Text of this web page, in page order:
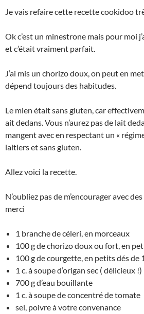
Je vais refaire cette recette cookidoo
Ok c’est un minestrone mais pour moi
et c’était vraiment parfait.
J’ai mis un chorizo doux, on peut en
dépend toujours des habitudes.
Le mien était sans gluten, car
ait dedans. Vous n’aurez pas de lait
mangent avec en respectant un «
laitiers et sans gluten.
Allez voici la recette.
N’oubliez pas de m’encourager avec
merci
1 branche de céleri, en morceaux
100 gde chorizo doux ou fort, en
100 gde courgette, en petits dés de
1 c. à souped’origan sec ( délicieux !)
700 gd’eau bouillante
1 c. à soupede concentré de tomate
sel, poivre à votre convenance